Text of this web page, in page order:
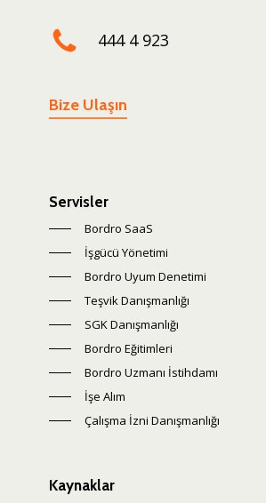
444 4 923
Bize Ulaşın
Servisler
Bordro SaaS
İşgücü Yönetimi
Bordro Uyum Denetimi
Teşvik Danışmanlığı
SGK Danışmanlığı
Bordro Eğitimleri
Bordro Uzmanı İstihdamı
İşe Alım
Çalışma İzni Danışmanlığı
Kaynaklar